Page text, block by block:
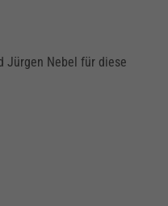
Jürgen Nebel für diese